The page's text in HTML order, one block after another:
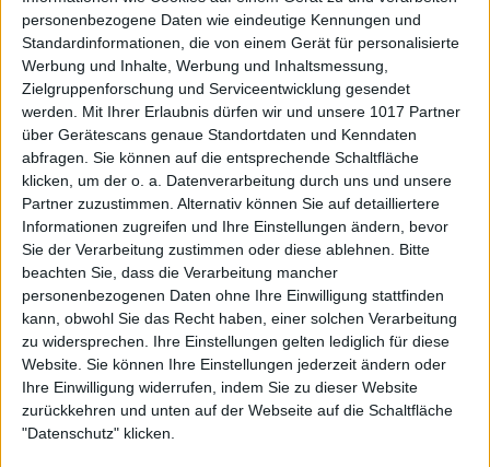
personenbezogene Daten wie eindeutige Kennungen und
Standardinformationen, die von einem Gerät für personalisierte
Werbung und Inhalte, Werbung und Inhaltsmessung,
Zielgruppenforschung und Serviceentwicklung gesendet
werden.
Mit Ihrer Erlaubnis dürfen wir und unsere 1017 Partner
über Gerätescans genaue Standortdaten und Kenndaten
abfragen. Sie können auf die entsprechende Schaltfläche
klicken, um der o. a. Datenverarbeitung durch uns und unsere
Partner zuzustimmen. Alternativ können Sie auf detailliertere
Informationen zugreifen und Ihre Einstellungen ändern, bevor
Sie der Verarbeitung zustimmen oder diese ablehnen.
Bitte
beachten Sie, dass die Verarbeitung mancher
personenbezogenen Daten ohne Ihre Einwilligung stattfinden
kann, obwohl Sie das Recht haben, einer solchen Verarbeitung
zu widersprechen. Ihre Einstellungen gelten lediglich für diese
Website. Sie können Ihre Einstellungen jederzeit ändern oder
Ihre Einwilligung widerrufen, indem Sie zu dieser Website
zurückkehren und unten auf der Webseite auf die Schaltfläche
"Datenschutz" klicken.